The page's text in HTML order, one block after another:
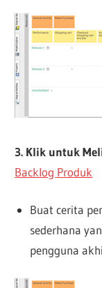
3. Klik untuk
Backlog Produk
Buat cerita
sederhana
pengguna